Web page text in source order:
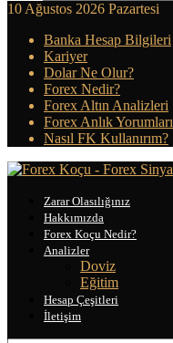
10 Ağustos 2026 Pazartesi
Banka Hesap Bilgileri
Kariyer
Dolar Ne Olur?
Forex Nedir?
Forex Altın Analizleri
Forex Anlık Yorumları
Nasıl FK Kullanırım?
Zarar Olasılığınız
Hakkımızda
Forex Koçu Nedir?
Analizler
Doviz
Eğitim
Hesap Çeşitleri
İletişim